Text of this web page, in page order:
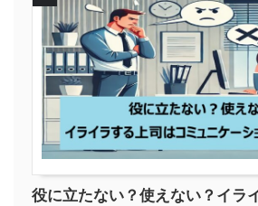
役に立たない？使えない？イラ